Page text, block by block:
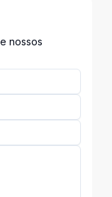
nossos